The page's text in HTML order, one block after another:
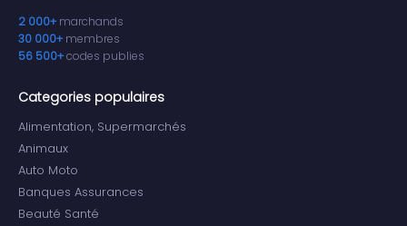
2 000+ marchands
30 000+ membres
56 500+codes publies
Categories populaires
Alimentation, Supermarchés
Animaux
Auto Moto
Banques Assurances
Beauté Santé